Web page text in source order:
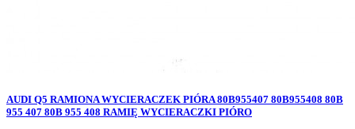
AUDI Q5 RAMIONA WYCIERACZEK PIÓRA 80B955407 80B955408 80B
955 407 80B 955 408 RAMIĘ WYCIERACZKI PIÓRO